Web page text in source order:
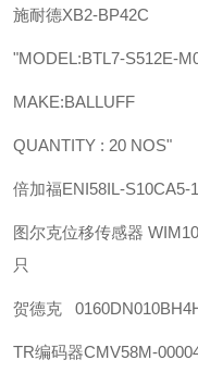
施耐德XB2-BP42C
"MODEL:BTL7-S512E-
MAKE:BALLUFF
QUANTITY : 20 NOS"
倍加福ENI58IL-S10CA5-
图尔克位移传感器
只
贺德克
TR编码器CMV58M-